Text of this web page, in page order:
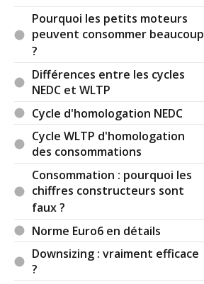
Pourquoi les petits moteurs
peuvent consommer beaucoup
?
Différences entre les cycles
NEDC et WLTP
Cycle d'homologation NEDC
Cycle WLTP d'homologation
des consommations
Consommation : pourquoi les
chiffres constructeurs sont
faux ?
Norme Euro6 en détails
Downsizing : vraiment efficace
?